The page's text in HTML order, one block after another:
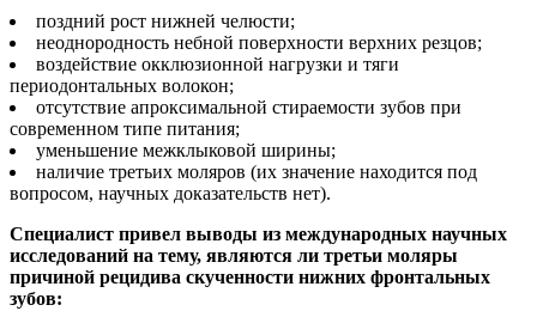
поздний рост нижней челюсти;
неоднородность небной поверхности верхних резцов;
воздействие окклюзионной нагрузки и тяги
периодонтальных волокон;
отсутствие апроксимальной стираемости зубов при
современном типе питания;
уменьшение межклыковой ширины;
наличие третьих моляров (их значение находится под
вопросом, научных доказательств нет).
Специалист привел выводы из международных научных
исследований на тему, являются ли третьи моляры
причиной рецидива скученности нижних фронтальных
зубов: